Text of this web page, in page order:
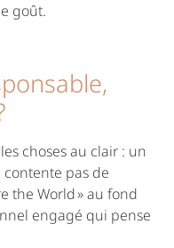
goût.
choses au clair : un
contente pas de
the World » au fond
engagé qui pense